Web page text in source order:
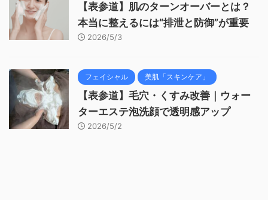
【表参道】肌のターンオーバーとは？
本当に整えるには“排泄と防御”が重要
2026/5/3
フェイシャル 美肌「スキンケア」
【表参道】毛穴・くすみ改善｜ウォー
ターエステ泡洗顔で透明感アップ
2026/5/2